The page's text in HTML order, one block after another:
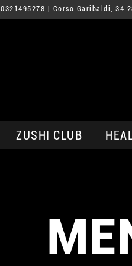
0321495278 | Corso Garibaldi, 34
ZUSHI CLUB